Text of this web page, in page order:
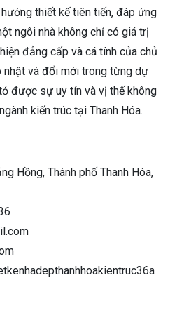
thiết kế tiên tiến, đáp ứng
ngôi nhà không chỉ có giá trị
đẳng cấp và cá tính của chủ
nhật và đổi mới trong từng dự
được sự uy tín và vị thế không
kiến trúc tại Thanh Hóa.
Hồng, Thành phố Thanh Hóa,